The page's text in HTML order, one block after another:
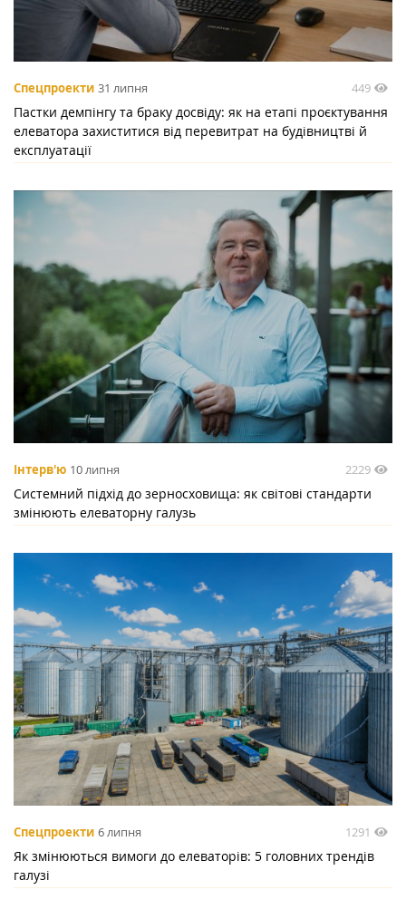
Спецпроекти 31 липня 449
Пастки демпінгу та браку досвіду: як на етапі проєктування
елеватора захиститися від перевитрат на будівництві й
експлуатації
Інтерв'ю 10 липня 2229
Системний підхід до зерносховища: як світові стандарти
змінюють елеваторну галузь
Спецпроекти 6 липня 1291
Як змінюються вимоги до елеваторів: 5 головних трендів
галузі